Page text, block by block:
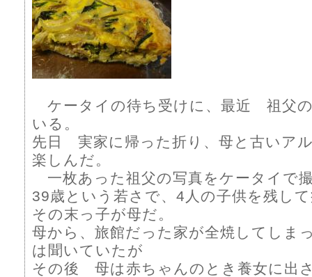
ケータイの待ち受けに、最近 祖父
いる。
先日 実家に帰った折り、母と古い
楽しんだ。
一枚あった祖父の写真をケータイで
39歳という若さで、4人の子供を残し
その末っ子が母だ。
母から、旅館だった家が全焼してしま
は聞いていたが
その後 母は赤ちゃんのとき養女に出